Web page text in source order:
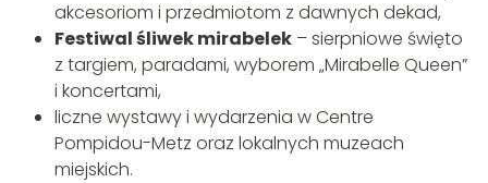
akcesoriom i przedmiotom z dawnych dekad,
Festiwal śliwek mirabelek– sierpniowe święto
z targiem, paradami, wyborem „Mirabelle Queen”
i koncertami,
liczne wystawy i wydarzenia w Centre
Pompidou-Metz oraz lokalnych muzeach
miejskich.